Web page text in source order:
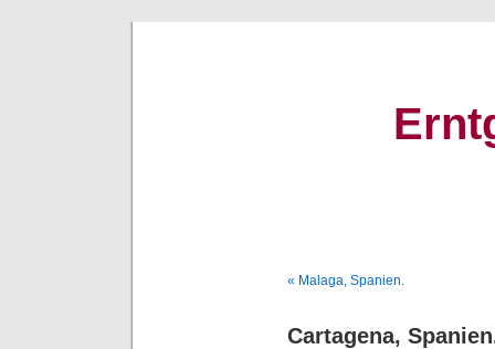
« Malaga, Spanien.
Cartagena,